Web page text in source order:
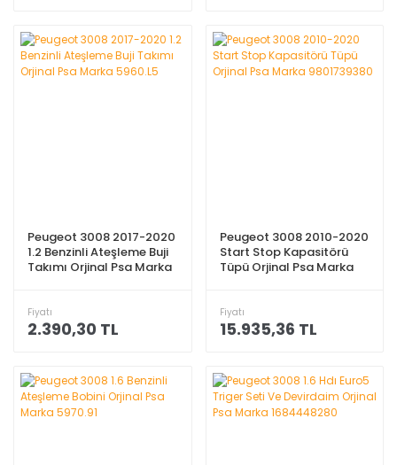
Peugeot 3008 2017-2020
1.2 Benzinli Ateşleme Buji
Takımı Orjinal Psa Marka
Fiyatı
2.390,30 TL
Peugeot 3008 2010-2020
Start Stop Kapasitörü
Tüpü Orjinal Psa Marka
Fiyatı
15.935,36 TL